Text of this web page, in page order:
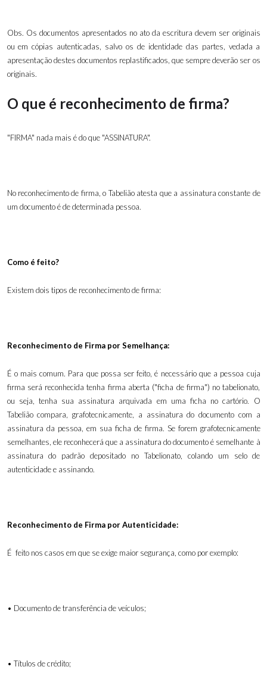
Obs. Os documentos apresentados no ato da escritura devem ser originais
ou em cópias autenticadas, salvo os de identidade das partes, vedada a
apresentação destes documentos replastificados, que sempre deverão ser os
originais.
O que é reconhecimento de firma?
"FIRMA" nada mais é do que "ASSINATURA".
No reconhecimento de firma, o Tabelião atesta que a assinatura constante de
um documento é de determinada pessoa.
Como é feito?
Existem dois tipos de reconhecimento de firma:
Reconhecimento de Firma por Semelhança:
É o mais comum. Para que possa ser feito, é necessário que a pessoa cuja
firma será reconhecida tenha firma aberta ("ficha de firma") no tabelionato,
ou seja, tenha sua assinatura arquivada em uma ficha no cartório. O
Tabelião compara, grafotecnicamente, a assinatura do documento com a
assinatura da pessoa, em sua ficha de firma. Se forem grafotecnicamente
semelhantes, ele reconhecerá que a assinatura do documento é semelhante à
assinatura do padrão depositado no Tabelionato, colando um selo de
autenticidade e assinando.
Reconhecimento de Firma por Autenticidade:
É feito nos casos em que se exige maior segurança, como por exemplo:
• Documento de transferência de veículos;
• Títulos de crédito;